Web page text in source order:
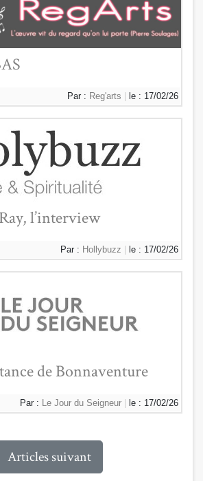
Par : Reg'arts le : 17/02/26
l’interview
Par : Hollybuzz le : 17/02/26
de Bonnaventure
Par : Le Jour du Seigneur le : 17/02/26
Articles suivant